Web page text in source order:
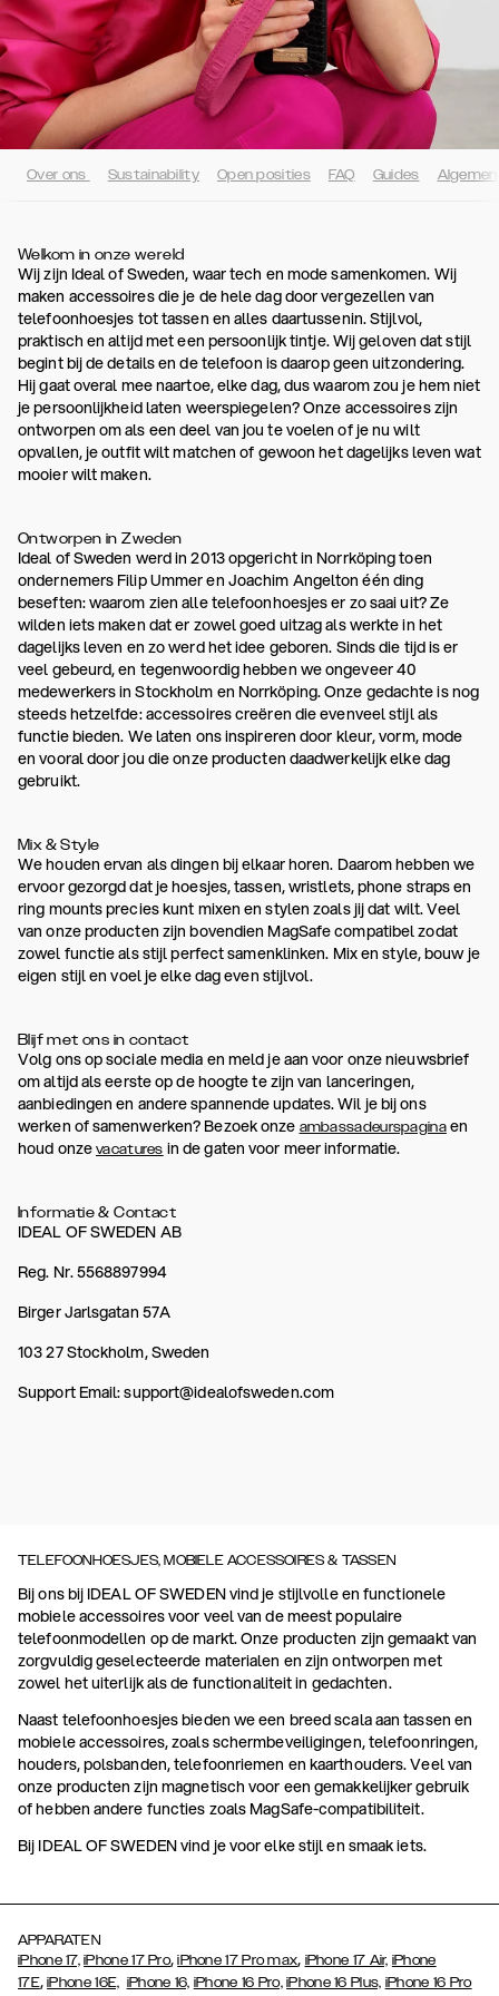
Over ons Sustainability Open posities FAQ Guides
Welkom in onze wereld
Wij zijn Ideal of Sweden, waar tech en mode samenkomen. Wij
maken accessoires die je de hele dag door vergezellen van
telefoonhoesjes tot tassen en alles daartussenin. Stijlvol,
praktisch en altijd met een persoonlijk tintje. Wij geloven dat stijl
begint bij de details en de telefoon is daarop geen uitzondering.
Hij gaat overal mee naartoe, elke dag, dus waarom zou je hem niet
je persoonlijkheid laten weerspiegelen? Onze accessoires zijn
ontworpen om als een deel van jou te voelen of je nu wilt
opvallen, je outfit wilt matchen of gewoon het dagelijks leven wat
mooier wilt maken.
Ontworpen in Zweden
Ideal of Sweden werd in 2013 opgericht in Norrköping toen
ondernemers Filip Ummer en Joachim Angelton één ding
beseften: waarom zien alle telefoonhoesjes er zo saai uit? Ze
wilden iets maken dat er zowel goed uitzag als werkte in het
dagelijks leven en zo werd het idee geboren. Sinds die tijd is er
veel gebeurd, en tegenwoordig hebben we ongeveer 40
medewerkers in Stockholm en Norrköping. Onze gedachte is nog
steeds hetzelfde: accessoires creëren die evenveel stijl als
functie bieden. We laten ons inspireren door kleur, vorm, mode
en vooral door jou die onze producten daadwerkelijk elke dag
gebruikt.
Mix & Style
We houden ervan als dingen bij elkaar horen. Daarom hebben we
ervoor gezorgd dat je hoesjes, tassen, wristlets, phone straps en
ring mounts precies kunt mixen en stylen zoals jij dat wilt. Veel
van onze producten zijn bovendien MagSafe compatibel zodat
zowel functie als stijl perfect samenklinken. Mix en style, bouw je
eigen stijl en voel je elke dag even stijlvol.
Blijf met ons in contact
Volg ons op sociale media en meld je aan voor onze nieuwsbrief
om altijd als eerste op de hoogte te zijn van lanceringen,
aanbiedingen en andere spannende updates. Wil je bij ons
werken of samenwerken? Bezoek onze ambassadeurspaginaen
houd onze vacatures in de gaten voor meer informatie.
Informatie & Contact
IDEAL OF SWEDEN AB
Reg. Nr. 5568897994
Birger Jarlsgatan 57A
103 27 Stockholm, Sweden
Support Email: support@idealofsweden.com
TELEFOONHOESJES, MOBIELE ACCESSOIRES & TASSEN
Bij ons bij IDEAL OF SWEDEN vind je stijlvolle en functionele
mobiele accessoires voor veel van de meest populaire
telefoonmodellen op de markt. Onze producten zijn gemaakt van
zorgvuldig geselecteerde materialen en zijn ontworpen met
zowel het uiterlijk als de functionaliteit in gedachten.
Naast telefoonhoesjes bieden we een breed scala aan tassen en
mobiele accessoires, zoals schermbeveiligingen, telefoonringen,
houders, polsbanden, telefoonriemen en kaarthouders. Veel van
onze producten zijn magnetisch voor een gemakkelijker gebruik
of hebben andere functies zoals MagSafe-compatibiliteit.
Bij IDEAL OF SWEDEN vind je voor elke stijl en smaak iets.
APPARATEN
iPhone 17, iPhone 17 Pro,iPhone 17 Pro max, iPhone 17 Air, iPhone
17E,iPhone 16E, iPhone 16, iPhone 16 Pro, iPhone 16 Plus, iPhone 16 Pro